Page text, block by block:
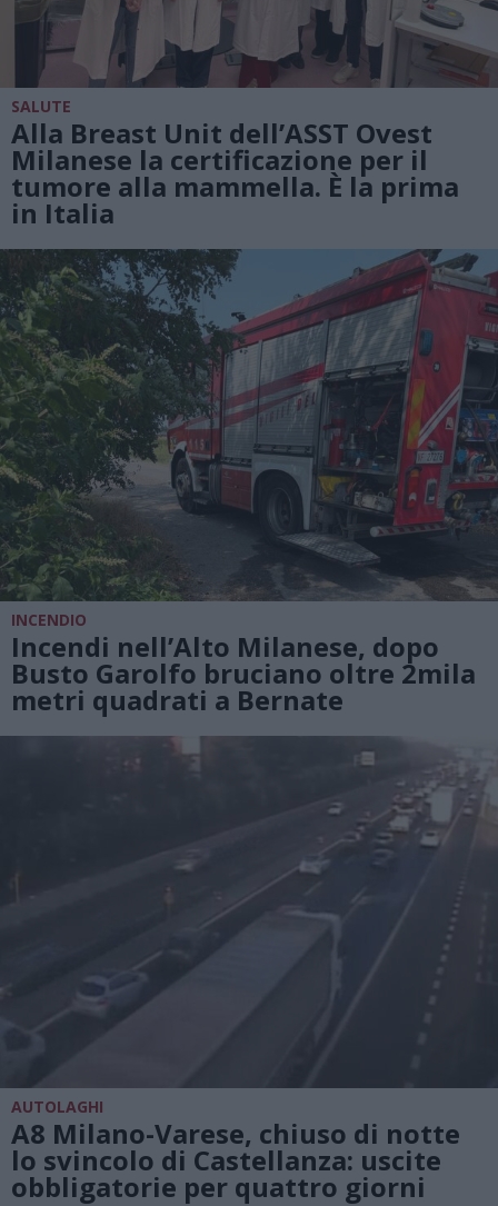
SALUTE
Alla Breast Unit dell’ASST Ovest
Milanese la certificazione per il
tumore alla mammella. È la prima
in Italia
INCENDIO
Incendi nell’Alto Milanese, dopo
Busto Garolfo bruciano oltre 2mila
metri quadrati a Bernate
AUTOLAGHI
A8 Milano-Varese, chiuso di notte
lo svincolo di Castellanza: uscite
obbligatorie per quattro giorni